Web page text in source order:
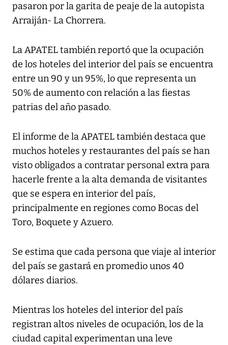
pasaron por la garita de peaje de la autopista
Arraiján- La Chorrera.
La APATEL también reportó que la ocupación
de los hoteles del interior del país se encuentra
entre un 90 y un 95%, lo que representa un
50% de aumento con relación a las fiestas
patrias del año pasado.
El informe de la APATEL también destaca que
muchos hoteles y restaurantes del país se han
visto obligados a contratar personal extra para
hacerle frente a la alta demanda de visitantes
que se espera en interior del país,
principalmente en regiones como Bocas del
Toro, Boquete y Azuero.
Se estima que cada persona que viaje al interior
del país se gastará en promedio unos 40
dólares diarios.
Mientras los hoteles del interior del país
registran altos niveles de ocupación, los de la
ciudad capital experimentan una leve